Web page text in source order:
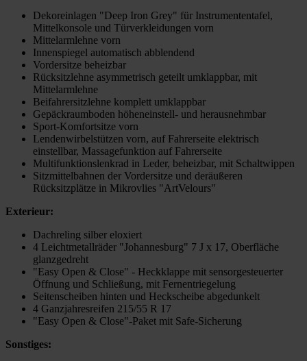
Dekoreinlagen "Deep Iron Grey" für Instrumententafel,
Mittelkonsole und Türverkleidungen vorn
Mittelarmlehne vorn
Innenspiegel automatisch abblendend
Vordersitze beheizbar
Rücksitzlehne asymmetrisch geteilt umklappbar, mit
Mittelarmlehne
Beifahrersitzlehne komplett umklappbar
Gepäckraumboden höheneinstell- und herausnehmbar
Sport-Komfortsitze vorn
Lendenwirbelstützen vorn, auf Fahrerseite elektrisch
einstellbar, Massagefunktion auf Fahrerseite
Multifunktionslenkrad in Leder, beheizbar, mit Schaltwippen
Sitzmittelbahnen der Vordersitze und deräußeren
Rücksitzplätze in Mikrovlies "ArtVelours"
Exterieur:
Dachreling silber eloxiert
4 Leichtmetallräder "Johannesburg" 7 J x 17, Oberfläche
glanzgedreht
"Easy Open & Close" - Heckklappe mit sensorgesteuerter
Öffnung und Schließung, mit Fernentriegelung
Seitenscheiben hinten und Heckscheibe abgedunkelt
4 Ganzjahresreifen 215/55 R 17
"Easy Open & Close"-Paket mit Safe-Sicherung
Sonstiges: